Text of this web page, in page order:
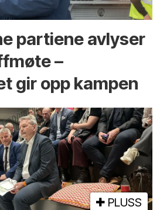
partiene avlyser
–
gir opp kampen
PLUSS